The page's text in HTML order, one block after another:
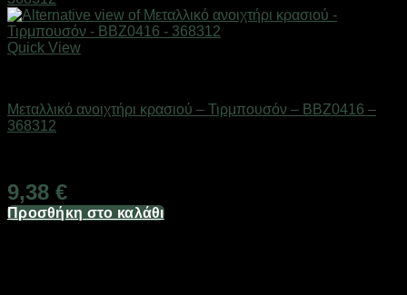
Quick View
Μεταλλικό ανοιχτήρι κρασιού – Τιρμπουσόν – BBZ0416 –
368312
9,38 €
Προσθήκη στο καλάθι